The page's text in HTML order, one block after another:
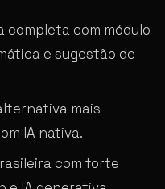
completa com módulo
e sugestão de
mais
IA nativa.
com forte